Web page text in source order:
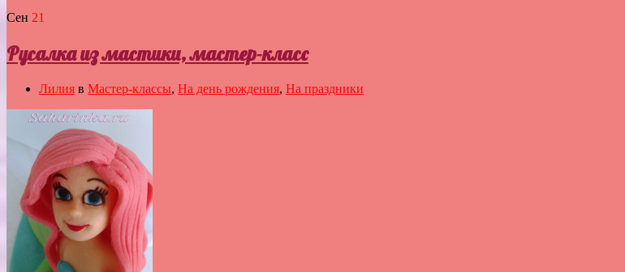
Сен 21
Русалка из мастики, мастер-класс
Лилия в Мастер-классы, На день рождения, На праздники